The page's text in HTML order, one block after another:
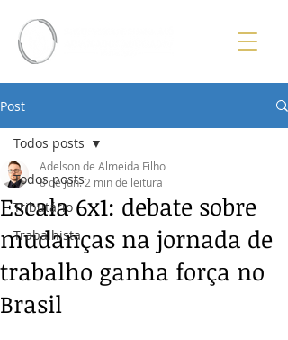
Post
Todos posts
Tributário
Trabalhista
Todos posts
Escala 6x1: debate sobre
mudanças na jornada de
trabalho ganha força no
Brasil
Adelson de Almeida Filho
8 de jun. 2 min de leitura